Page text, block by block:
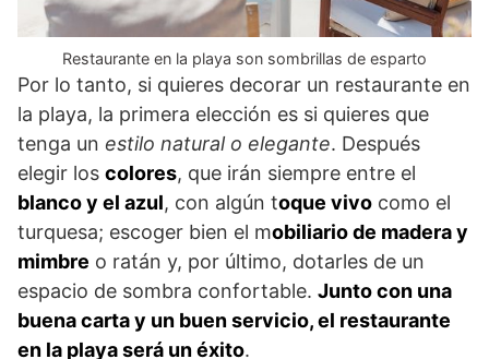
Restaurante en la playa son sombrillas de esparto
Por lo tanto, si quieres decorar un restaurante en
la playa, la primera elección es si quieres que
tenga un estilo natural o elegante. Después
elegir los colores, que irán siempre entre el
blanco y el azul, con algún toque vivo como el
turquesa; escoger bien el mobiliario de madera y
mimbre o ratán y, por último, dotarles de un
espacio de sombra confortable. Junto con una
buena carta y un buen servicio, el restaurante
en la playa será un éxito.